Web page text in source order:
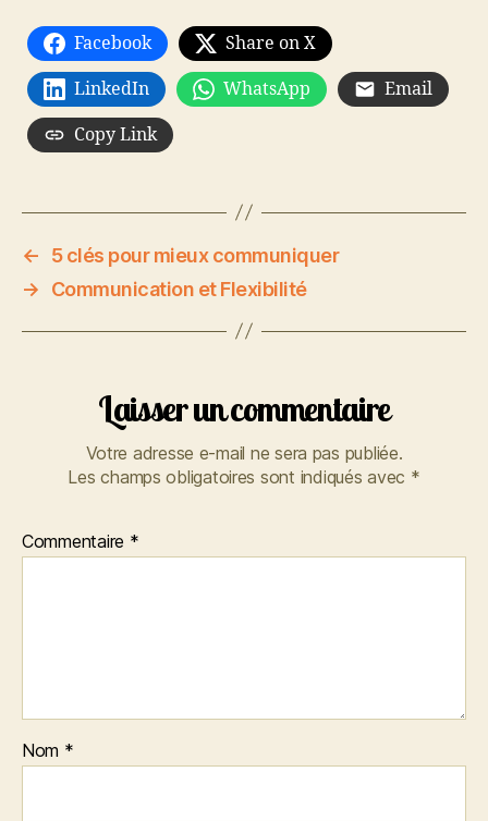
Facebook Share on X
LinkedIn WhatsApp Email
Copy Link
←
5 clés pour mieux communiquer
→
Communication et Flexibilité
Laisser un commentaire
Votre adresse e-mail ne sera pas publiée.
Les champs obligatoires sont indiqués avec *
Commentaire *
Nom *